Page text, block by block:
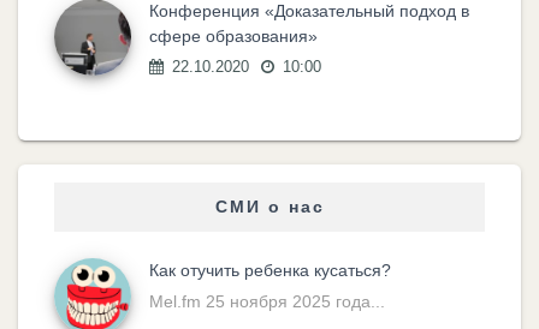
Конференция «Доказательный подход в
сфере образования»
22.10.2020 10:00
СМИ о нас
Как отучить ребенка кусаться?
Mel.fm 25 ноября 2025 года...